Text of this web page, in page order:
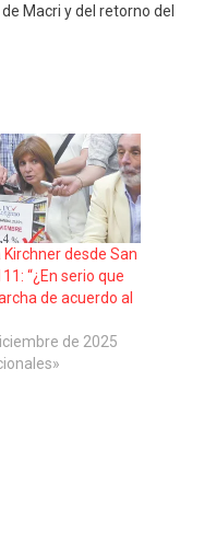
Macri y del retorno del
Kirchner desde San
“¿En serio que
de acuerdo al
de 2025